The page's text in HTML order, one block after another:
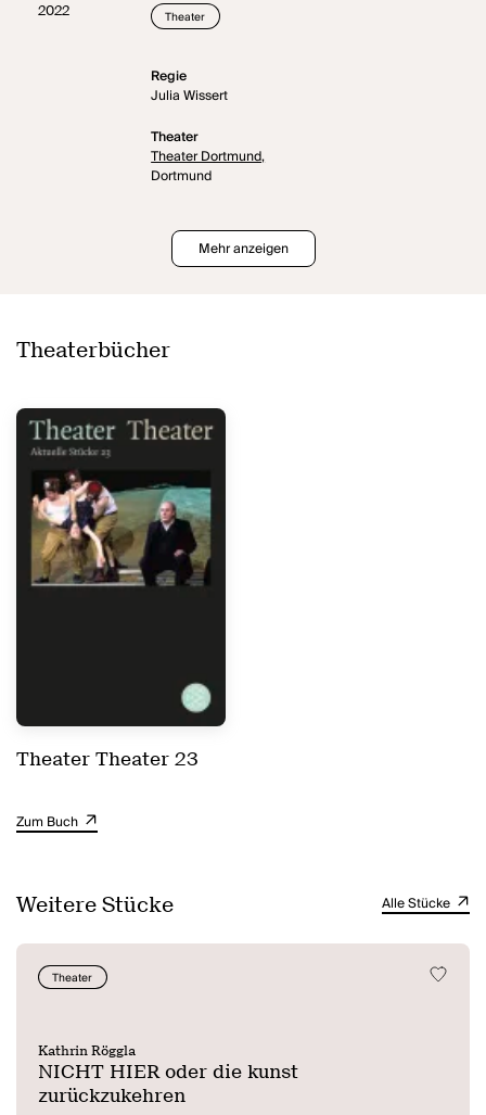
2022
Theater
Regie
Julia Wissert
Theater
Theater Dortmund,
Dortmund
Mehr anzeigen
Theaterbücher
Theater Theater 23
Zum Buch
Weitere Stücke Alle Stücke
Theater
Kathrin Röggla
NICHT HIER oder die kunst
zurückzukehren